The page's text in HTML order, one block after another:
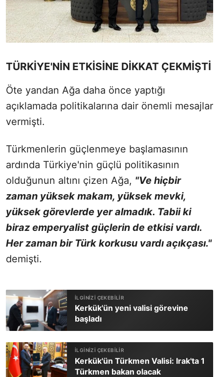
TÜRKİYE'NİN ETKİSİNE DİKKAT ÇEKMİŞTİ
Öte yandan Ağa daha önce yaptığı
açıklamada politikalarına dair önemli mesajlar
vermişti.
Türkmenlerin güçlenmeye başlamasının
ardında Türkiye'nin güçlü politikasının
olduğunun altını çizen Ağa, "Ve hiçbir
zaman yüksek makam, yüksek mevki,
yüksek görevlerde yer almadık. Tabii ki
biraz emperyalist güçlerin de etkisi vardı.
Her zaman bir Türk korkusu vardı açıkçası."
demişti.
Kerkük'ün yeni valisi görevine
başladı
Kerkük'ün Türkmen Valisi: Irak'ta 1
Türkmen bakan olacak